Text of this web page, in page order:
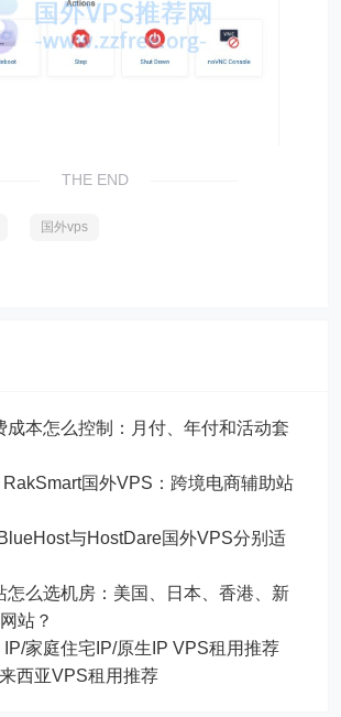
THE END
国外vps
成本怎么控制：月付、年付和活动套
RakSmart国外VPS：跨境电商辅助站
与HostDare国外VPS分别适
怎么选机房：美国、日本、香港、新
站？
家庭住宅IP/原生IP VPS租用推荐
西亚VPS租用推荐